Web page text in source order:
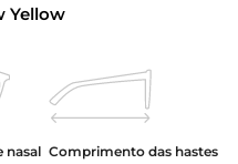
Yellow
nasal Comprimento das hastes